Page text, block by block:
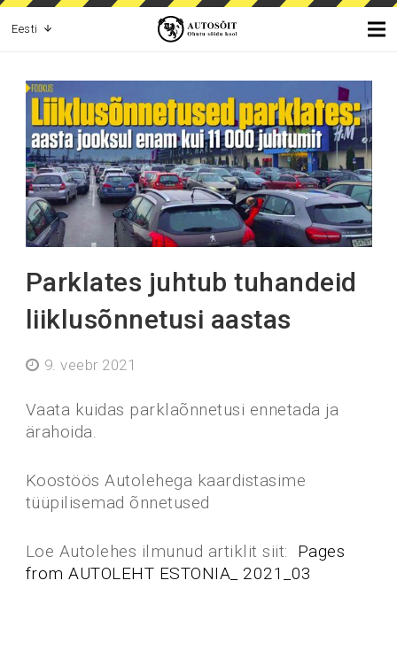
Eesti
Parklates juhtub tuhandeid
liiklusõnnetusi aastas
9. veebr 2021
Vaata kuidas parklaõnnetusi ennetada ja
ärahoida.
Koostöös Autolehega kaardistasime
tüüpilisemad õnnetused
Loe Autolehes ilmunud artiklit siit: Pages
from AUTOLEHT ESTONIA_ 2021_03